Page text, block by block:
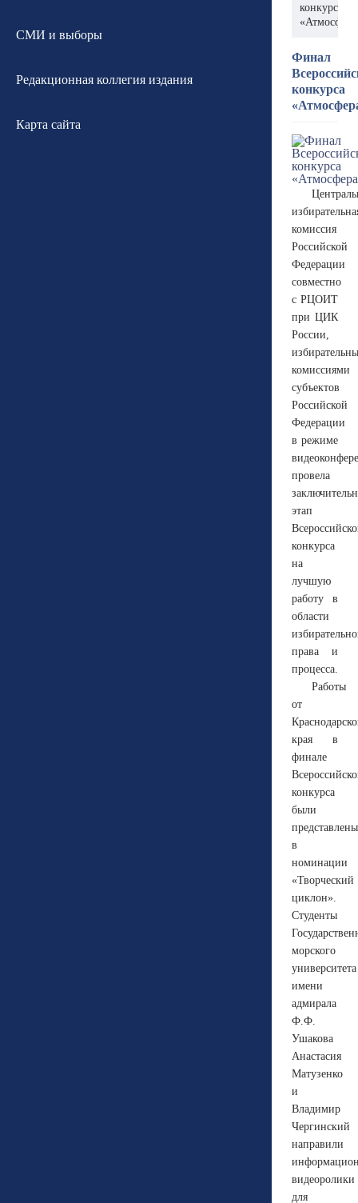
СМИ и выборы
Редакционная коллегия издания
Карта сайта
конкурса
Финал
конкурса
комиссия
Российской
Федерации
совместно
с РЦОИТ
при ЦИК
России,
комиссиями
субъектов
Российской
Федерации
в режиме
провела
этап
конкурса
на
лучшую
работу в
области
права и
процесса.
Работы
от
края в
финале
конкурса
были
представлены
в
номинации
«Творческий
циклон».
Студенты
морского
университета
имени
адмирала
Ф.Ф.
Ушакова
Анастасия
Матузенко
и
Владимир
Чергинский
направили
видеоролики
для